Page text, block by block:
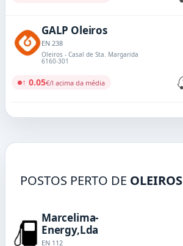
GALP Oleiros
EN 238
Oleiros - Casal de Sta. Margarida
6160-301
↑ 0.05€/l acima da média
POSTOS PERTO DE OLEIROS
Marcelima-
Energy,Lda
EN 112